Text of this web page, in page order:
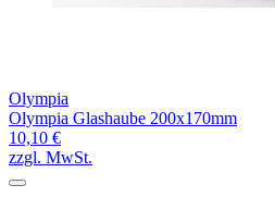
Olympia
Olympia Glashaube 200x170mm
10,10 €
zzgl. MwSt.